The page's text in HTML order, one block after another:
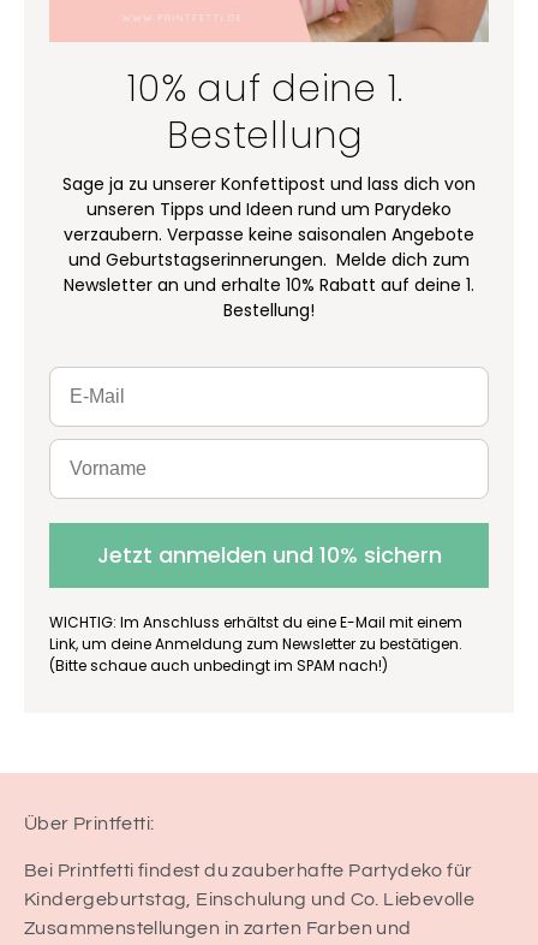
10% auf deine 1.
Bestellung
Sage ja zu unserer Konfettipost und lass dich von
unseren Tipps und Ideen rund um Parydeko
verzaubern. Verpasse keine saisonalen Angebote
und Geburtstagserinnerungen. Melde dich zum
Newsletter an und erhalte 10% Rabatt auf deine 1.
Bestellung!
Jetzt anmelden und 10% sichern
WICHTIG: Im Anschluss erhältst du eine E-Mail mit einem
Link, um deine Anmeldung zum Newsletter zu bestätigen.
(Bitte schaue auch unbedingt im SPAM nach!)
Über Printfetti:
Bei Printfetti findest du zauberhafte Partydeko für
Kindergeburtstag, Einschulung und Co. Liebevolle
Zusammenstellungen in zarten Farben und